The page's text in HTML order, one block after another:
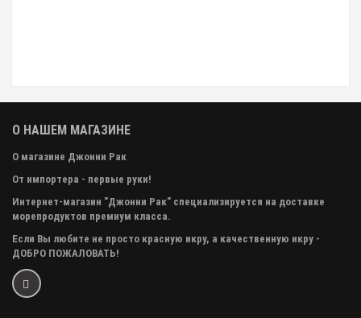
О НАШЕМ МАГАЗИНЕ
О магазине Джонни Рак
От импортера - первые руки!
Интернет-магазин "Джонни Рак" специализируется на доставке
морепродуктов премиум класса.
Если Вы любите не просто красную икру, а качественную икру -
ДОБРО ПОЖАЛОВАТЬ!